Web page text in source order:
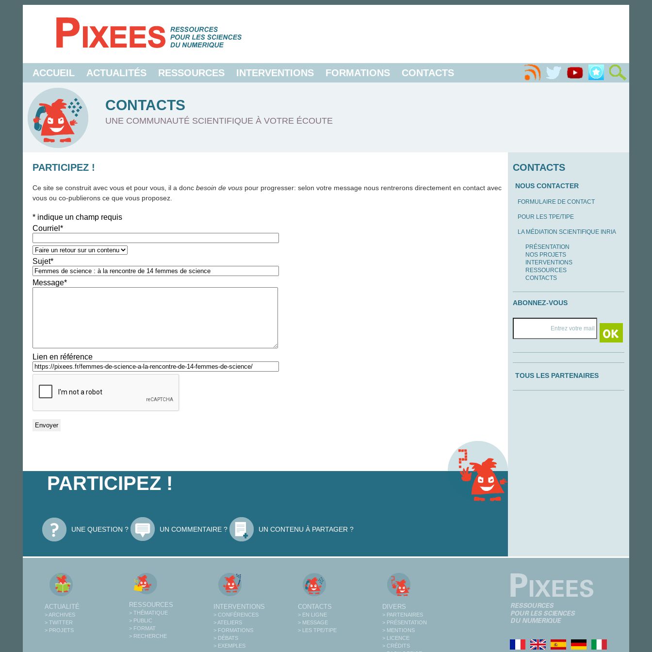
ACCUEIL ACTUALITÉS RESSOURCES INTERVENTIONS FORMATIONS CONTACTS
CONTACTS
UNE COMMUNAUTÉ SCIENTIFIQUE À VOTRE ÉCOUTE
PARTICIPEZ !
Ce site se construit avec vous et pour vous, il a donc besoin de vous pour progresser: selon votre message nous rentrerons directement en contact avec
vous ou co-publierons ce que vous proposez.
* indique un champ requis
Courriel *
Sujet*
Message*
Lien en référence
PARTICIPEZ !
UNE QUESTION ? UN COMMENTAIRE ? UN CONTENU À PARTAGER ?
CONTACTS
NOUS CONTACTER
FORMULAIRE DE CONTACT
POUR LES TPE/TIPE
LA MÉDIATION SCIENTIFIQUE INRIA
PRÉSENTATION
NOS PROJETS
INTERVENTIONS
RESSOURCES
CONTACTS
ABONNEZ-VOUS
TOUS LES PARTENAIRES
ACTUALITÉ
> ARCHIVES
> TWITTER
> PROJETS
RESSOURCES
> THÉMATIQUE
> PUBLIC
> FORMAT
> RECHERCHE
INTERVENTIONS
> CONFÉRENCES
> ATELIERS
> FORMATIONS
> DÉBATS
> EXEMPLES
CONTACTS
> EN LIGNE
> MESSAGE
> LES TPE/TIPE
DIVERS
> PARTENAIRES
> PRÉSENTATION
> MENTIONS
> LICENCE
> CRÉDITS